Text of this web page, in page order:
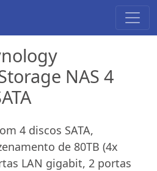
NAS 4
4 discos SATA,
de 80TB (4x
LAN gigabit, 2 portas